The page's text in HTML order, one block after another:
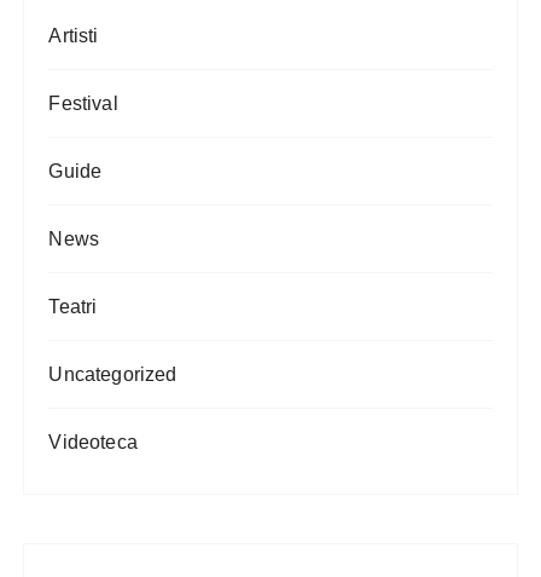
Artisti
Festival
Guide
News
Teatri
Uncategorized
Videoteca